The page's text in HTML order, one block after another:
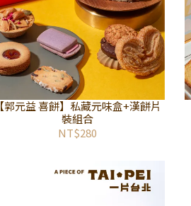
【郭元益 喜餅】私藏元味盒+漢餅片
裝組合
NT$280